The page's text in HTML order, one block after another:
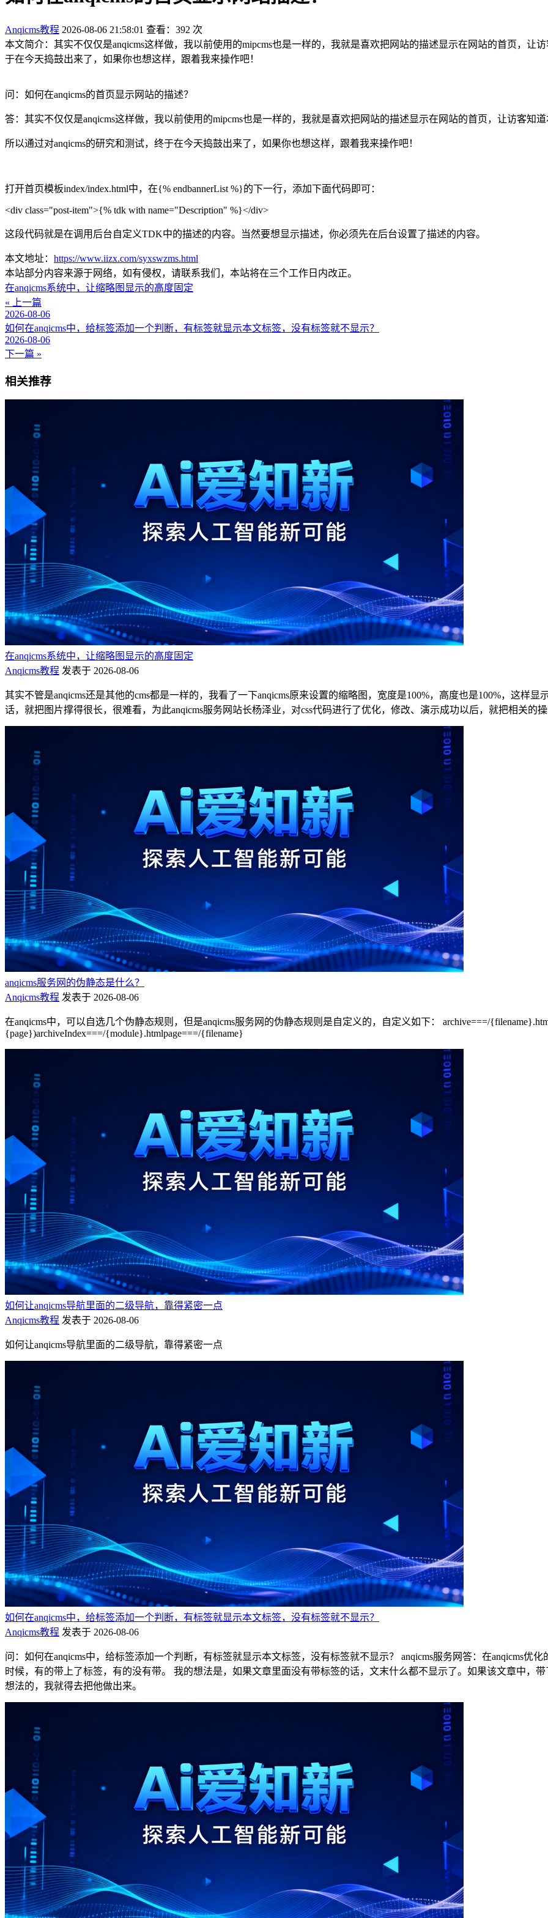
Anqicms教程 2026-08-06 21:58:01 查看：392 次
本文简介：其实不仅仅是anqicms这样做，我以前使用的mipcms也是一样的，我就是喜欢把网站的描述显示在网站的首页，让
于在今天捣鼓出来了，如果你也想这样，跟着我来操作吧！
问：如何在anqicms的首页显示网站的描述？
答：其实不仅仅是anqicms这样做，我以前使用的mipcms也是一样的，我就是喜欢把网站的描述显示在网站的首页，让访客知道
所以通过对anqicms的研究和测试，终于在今天捣鼓出来了，如果你也想这样，跟着我来操作吧！
打开首页模板index/index.html中，在{% endbannerList %}的下一行，添加下面代码即可：
<div class="post-item">{% tdk with name="Description" %}</div>
这段代码就是在调用后台自定义TDK中的描述的内容。当然要想显示描述，你必须先在后台设置了描述的内容。
本文地址： https://www.iizx.com/syxswzms.html
本站部分内容来源于网络，如有侵权，请联系我们，本站将在三个工作日内改正。
在anqicms系统中，让缩略图显示的高度固定
« 上一篇
2026-08-06
如何在anqicms中，给标签添加一个判断，有标签就显示本文标签，没有标签就不显示？
2026-08-06
下一篇 »
相关推荐
在anqicms系统中，让缩略图显示的高度固定
Anqicms教程 发表于 2026-08-06
其实不管是anqicms还是其他的cms都是一样的，我看了一下anqicms原来设置的缩略图，宽度是100%，高度也是100%，这样
话，就把图片撑得很长，很难看，为此anqicms服务网站长杨泽业，对css代码进行了优化，修改、演示成功以后，就把相关的
anqicms服务网的伪静态是什么？
Anqicms教程 发表于 2026-08-06
在anqicms中，可以自选几个伪静态规则，但是anqicms服务网的伪静态规则是自定义的，自定义如下： archive===/
{page})archiveIndex===/{module}.htmlpage===/{filename}
如何让anqicms导航里面的二级导航，靠得紧密一点
Anqicms教程 发表于 2026-08-06
如何让anqicms导航里面的二级导航，靠得紧密一点
如何在anqicms中，给标签添加一个判断，有标签就显示本文标签，没有标签就不显示？
Anqicms教程 发表于 2026-08-06
问：如何在anqicms中，给标签添加一个判断，有标签就显示本文标签，没有标签就不显示？ anqicms服务网答：在anqicms优
时候，有的带上了标签，有的没有带。 我的想法是，如果文章里面没有带标签的话，文末什么都不显示了。如果该文章中，
想法的，我就得去把他做出来。